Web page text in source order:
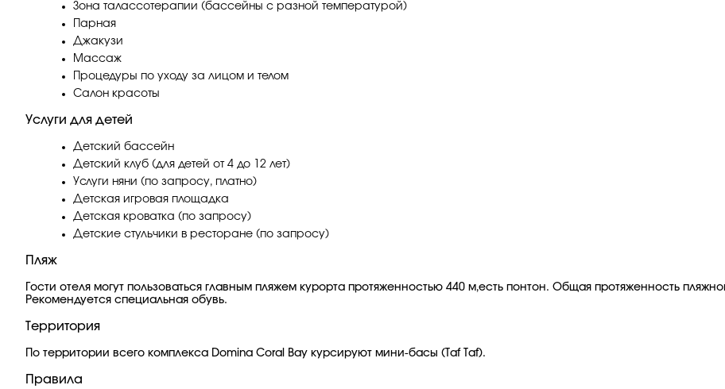
Зона талассотерапии (бассейны с разной температурой)
Парная
Джакузи
Массаж
Процедуры по уходу за лицом и телом
Салон красоты
Услуги для детей
Детский бассейн
Детский клуб (для детей от 4 до 12 лет)
Услуги няни (по запросу, платно)
Детская игровая площадка
Детская кроватка (по запросу)
Детские стульчики в ресторане (по запросу)
Пляж
Гости отеля могут пользоваться главным пляжем курорта протяженностью 440 м,есть понтон. Общая протяженность
Рекомендуется специальная обувь.
Территория
По территории всего комплекса Domina Coral Bay курсируют мини-басы (Taf Taf).
Правила